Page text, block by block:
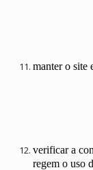
manter o site
verificar a
regem o uso